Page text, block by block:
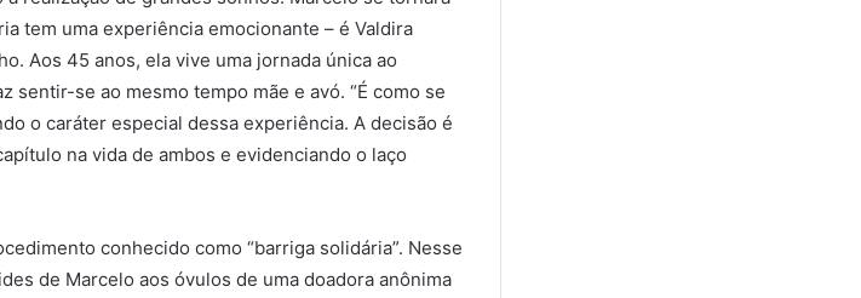
tem uma experiência emocionante – é Valdira
Aos 45 anos, ela vive uma jornada única ao
sentir-se ao mesmo tempo mãe e avó. “É como se
o caráter especial dessa experiência. A decisão é
na vida de ambos e evidenciando o laço
conhecido como “barriga solidária”. Nesse
de Marcelo aos óvulos de uma doadora anônima